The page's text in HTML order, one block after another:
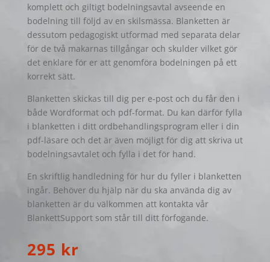
komplett och giltigt bodelningsavtal avseende en
bodelning till följd av en skilsmässa. Blanketten är
dessutom pedagogiskt utformad med separata delar
för de två makarnas tillgångar och skulder vilket gör
det enklare för er att genomföra bodelningen på ett
korrekt sätt.
Blanketten skickas till dig per e-post och du får den i
både Wordformat och pdf-format. Du kan därför fylla
i blanketten i ditt ordbehandlingsprogram eller i din
pdf-läsare och det är även möjligt för dig att skriva ut
bodelningsavtalet och fylla i det för hand.
En skriftlig handledning för hur du fyller i blanketten
ingår. Behöver du hjälp när du ska använda dig av
blanketten är du välkommen att kontakta vår
BlankettSupport som står till ditt förfogande.
295 kr